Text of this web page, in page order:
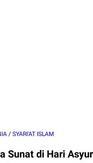
/ SYARI'AT ISLAM
Sunat di Hari